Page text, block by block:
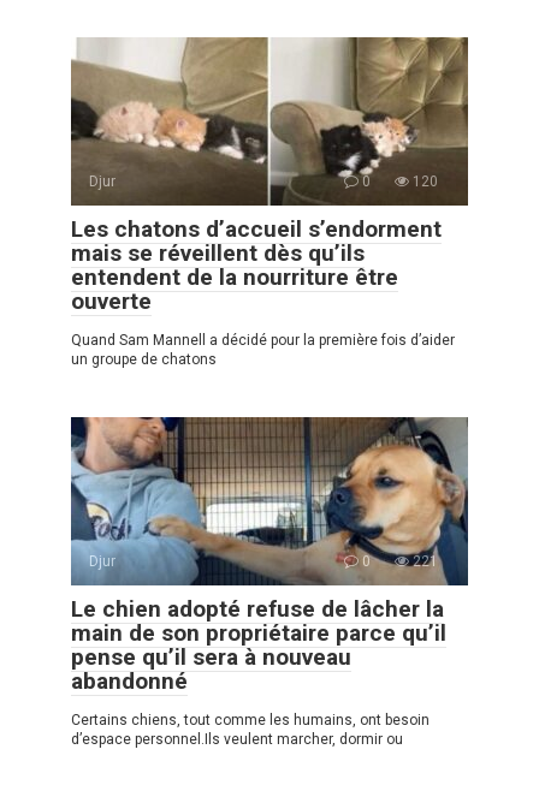
Djur 0 120
Les chatons d’accueil s’endorment
mais se réveillent dès qu’ils
entendent de la nourriture être
ouverte
Quand Sam Mannell a décidé pour la première fois d’aider
un groupe de chatons
Djur 0 221
Le chien adopté refuse de lâcher la
main de son propriétaire parce qu’il
pense qu’il sera à nouveau
abandonné
Certains chiens, tout comme les humains, ont besoin
d’espace personnel.Ils veulent marcher, dormir ou